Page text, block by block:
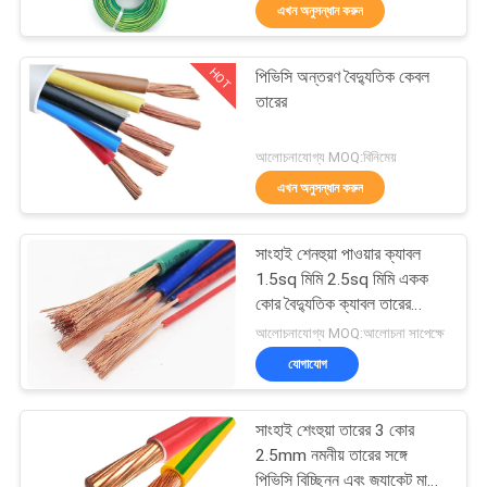
কারখানা
ভ্রমণ
সাথে
যোগাযোগ
করুন
পিভিসি উত্তাপ তারের
বৈদ্যুতিক তারের তারের
197
এখন অনুসন্ধান করুন
HOT
পিভিসি অন্তরণ বৈদ্যুতিক কেবল
তারের
আলোচনাযোগ্য MOQ:বিনিমেয়
এখন অনুসন্ধান করুন
সাংহাই শেনহুয়া পাওয়ার ক্যাবল
1.5sq মিমি 2.5sq মিমি একক
কোর বৈদ্যুতিক ক্যাবল তারের
ফিক্সড ওয়্যারিং জন্য H05V-K
H07V-K
আলোচনাযোগ্য MOQ:আলোচনা সাপেক্ষে
যোগাযোগ
সাংহাই শেংহুয়া তারের 3 কোর
2.5mm নমনীয় তারের সঙ্গে
পিভিসি বিচ্ছিন্ন এবং জ্যাকেট মাল্টি